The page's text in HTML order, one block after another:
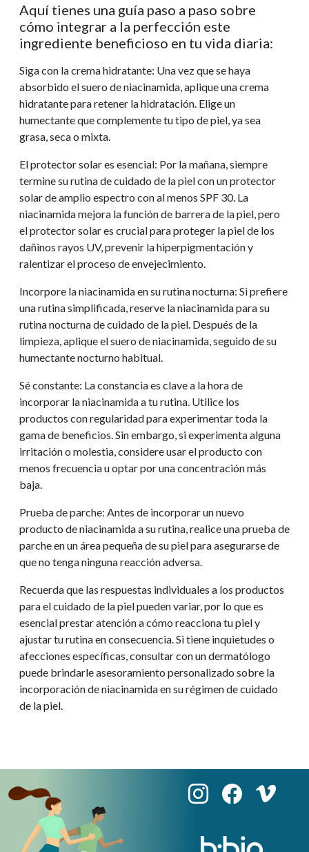
Aquí tienes una guía paso a paso sobre
cómo integrar a la perfección este
ingrediente beneficioso en tu vida diaria:
Siga con la crema hidratante: Una vez que se haya
absorbido el suero de niacinamida, aplique una crema
hidratante para retener la hidratación. Elige un
humectante que complemente tu tipo de piel, ya sea
grasa, seca o mixta.
El protector solar es esencial: Por la mañana, siempre
termine su rutina de cuidado de la piel con un protector
solar de amplio espectro con al menos SPF 30. La
niacinamida mejora la función de barrera de la piel, pero
el protector solar es crucial para proteger la piel de los
dañinos rayos UV, prevenir la hiperpigmentación y
ralentizar el proceso de envejecimiento.
Incorpore la niacinamida en su rutina nocturna: Si prefiere
una rutina simplificada, reserve la niacinamida para su
rutina nocturna de cuidado de la piel. Después de la
limpieza, aplique el suero de niacinamida, seguido de su
humectante nocturno habitual.
Sé constante: La constancia es clave a la hora de
incorporar la niacinamida a tu rutina. Utilice los
productos con regularidad para experimentar toda la
gama de beneficios. Sin embargo, si experimenta alguna
irritación o molestia, considere usar el producto con
menos frecuencia u optar por una concentración más
baja.
Prueba de parche: Antes de incorporar un nuevo
producto de niacinamida a su rutina, realice una prueba de
parche en un área pequeña de su piel para asegurarse de
que no tenga ninguna reacción adversa.
Recuerda que las respuestas individuales a los productos
para el cuidado de la piel pueden variar, por lo que es
esencial prestar atención a cómo reacciona tu piel y
ajustar tu rutina en consecuencia. Si tiene inquietudes o
afecciones específicas, consultar con un dermatólogo
puede brindarle asesoramiento personalizado sobre la
incorporación de niacinamida en su régimen de cuidado
de la piel.